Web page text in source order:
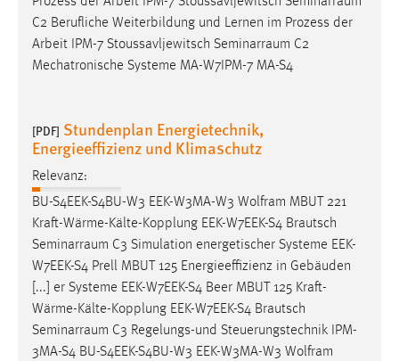
C2 Berufliche Weiterbildung und Lernen im Prozess der
Arbeit IPM-7 Stoussavljewitsch Seminarraum C2
Mechatronische Systeme MA-W7IPM-7 MA-S4
[PDF] Stundenplan Energietechnik,
Energieeffizienz und Klimaschutz
Relevanz:
BU-S4EEK-S4BU-W3 EEK-W3MA-W3 Wolfram MBUT 221
Kraft-Wärme-Kälte-Kopplung EEK-W7EEK-S4 Brautsch
Seminarraum C3 Simulation energetischer Systeme EEK-
W7EEK-S4 Prell MBUT 125 Energieeffizienz in Gebäuden
[...] er Systeme EEK-W7EEK-S4 Beer MBUT 125 Kraft-
Wärme-Kälte-Kopplung EEK-W7EEK-S4 Brautsch
Seminarraum C3 Regelungs-und Steuerungstechnik IPM-
3MA-S4 BU-S4EEK-S4BU-W3 EEK-W3MA-W3 Wolfram
EXTERNE MEDIEN
Um Inhalte von Videoplattformen und Social Media
Plattformen anzeigen zu können, werden von diesen
YouTube
Vimeo